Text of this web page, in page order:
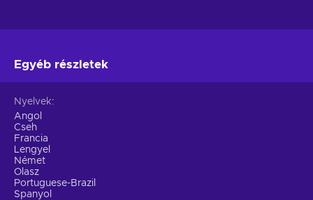
Egyéb részletek
Nyelvek
Angol
Cseh
Francia
Lengyel
Német
Olasz
Portuguese-Brazil
Spanyol